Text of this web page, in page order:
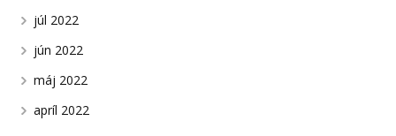
júl 2022
jún 2022
máj 2022
apríl 2022